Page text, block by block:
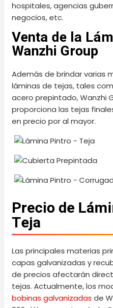
hospitales, agencias
negocios, etc.
Venta de la
Wanzhi Group
Además de brindar varias
láminas de tejas, tales
acero prepintado, Wanzhi
proporciona las tejas
en precio por al mayor.
Precio de
Teja
Las principales materias
capas galvanizadas y
de precios afectarán
tejas. Actualmente, los
bobinas galvanizadas de